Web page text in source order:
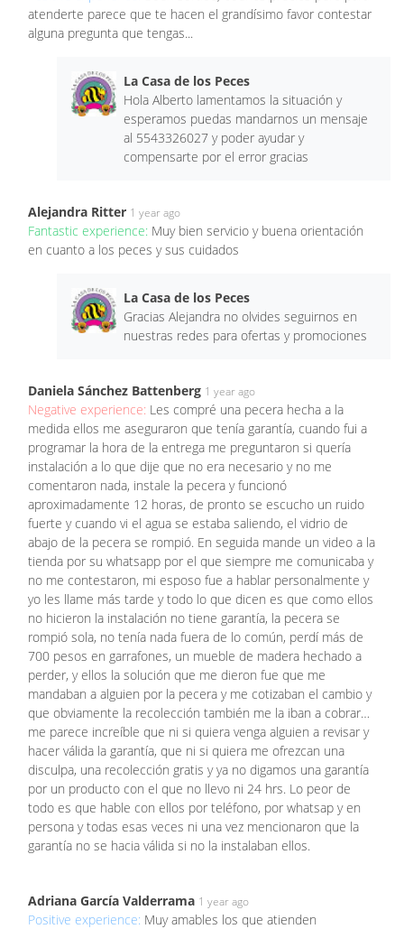
atenderte parece que te hacen el grandísimo favor contestar
alguna pregunta que tengas...
La Casa de los Peces
Hola Alberto lamentamos la situación y
esperamos puedas mandarnos un mensaje
al 5543326027 y poder ayudar y
compensarte por el error gracias
Alejandra Ritter 1 year ago
Fantastic experience: Muy bien servicio y buena orientación
en cuanto a los peces y sus cuidados
La Casa de los Peces
Gracias Alejandra no olvides seguirnos en
nuestras redes para ofertas y promociones
Daniela Sánchez Battenberg 1 year ago
Negative experience: Les compré una pecera hecha a la
medida ellos me aseguraron que tenía garantía, cuando fui a
programar la hora de la entrega me preguntaron si quería
instalación a lo que dije que no era necesario y no me
comentaron nada, instale la pecera y funcionó
aproximadamente 12 horas, de pronto se escucho un ruido
fuerte y cuando vi el agua se estaba saliendo, el vidrio de
abajo de la pecera se rompió. En seguida mande un video a la
tienda por su whatsapp por el que siempre me comunicaba y
no me contestaron, mi esposo fue a hablar personalmente y
yo les llame más tarde y todo lo que dicen es que como ellos
no hicieron la instalación no tiene garantía, la pecera se
rompió sola, no tenía nada fuera de lo común, perdí más de
700 pesos en garrafones, un mueble de madera hechado a
perder, y ellos la solución que me dieron fue que me
mandaban a alguien por la pecera y me cotizaban el cambio y
que obviamente la recolección también me la iban a cobrar…
me parece increíble que ni si quiera venga alguien a revisar y
hacer válida la garantía, que ni si quiera me ofrezcan una
disculpa, una recolección gratis y ya no digamos una garantía
por un producto con el que no llevo ni 24 hrs. Lo peor de
todo es que hable con ellos por teléfono, por whatsap y en
persona y todas esas veces ni una vez mencionaron que la
garantía no se hacia válida si no la instalaban ellos.
Adriana García Valderrama 1 year ago
Positive experience: Muy amables los que atienden